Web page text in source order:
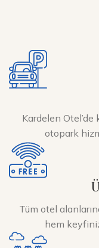
Kardelen
otopark
Tüm otel
hem